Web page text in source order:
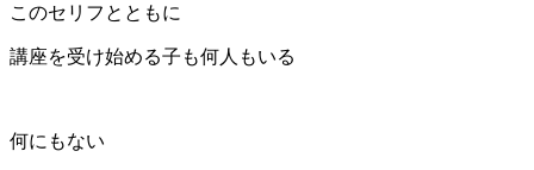
このセリフとともに
講座を受け始める子も何人もいる
何にもない